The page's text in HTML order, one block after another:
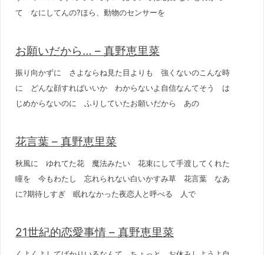
て なにしてんの?ほら、動物のセンサーを
お願いだから… – 真野恵里菜
振り向かずに さよならね見た目よりも 強くないのこんな時
に どんな顔すればいいか わからないよ自信なんてそう は
じめからないのに ふりしていたお願いだから あの
花言葉 – 真野恵里菜
秋風に ゆれてた花 魔法みたい 花束にして手渡してくれた
瞳を 今もわたし 忘れられない白いかすみ草 花言葉 なあ
に?期待しすぎ 眠れなかった夜恋人と呼べる 人で
21世紀的恋愛事情 – 真野恵里菜